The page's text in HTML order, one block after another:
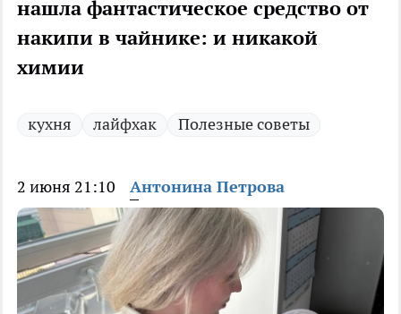
нашла фантастическое средство от
накипи в чайнике: и никакой
химии
кухня лайфхак Полезные советы
2 июня 21:10 Антонина Петрова